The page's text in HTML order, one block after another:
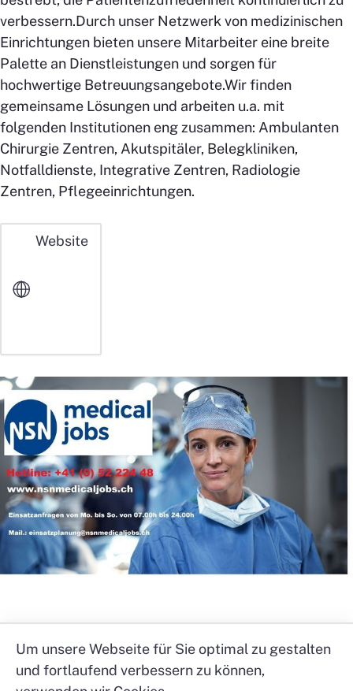
verbessern.Durch unser Netzwerk von medizinischen
Einrichtungen bieten unsere Mitarbeiter eine breite
Palette an Dienstleistungen und sorgen für
hochwertige Betreuungsangebote.Wir finden
gemeinsame Lösungen und arbeiten u.a. mit
folgenden Institutionen eng zusammen: Ambulanten
Chirurgie Zentren, Akutspitäler, Belegkliniken,
Notfalldienste, Integrative Zentren, Radiologie
Zentren, Pflegeeinrichtungen.
Website
Um unsere Webseite für Sie optimal zu gestalten
und fortlaufend verbessern zu können,